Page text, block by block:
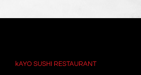
kAYO SUSHI RESTAURANT